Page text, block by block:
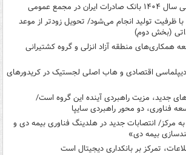
در مجمع عمومی
ظرفیت تولید انجام می‌شود/ تحویل زودتر از موعد
(بخش دوم)
همکاری‌های منطقه آزاد انزلی و گروه کشتیرانی
دیپلماسی اقتصادی و هاب اصلی لجستیک در کریدورهای
جدید، مزیت راهبردی آینده این گروه است/
فناوری، دو محور راهبردی سایپا
مرکز/ انتصابات جدید در هلدینگ فناوری بیمه دی و
بیمه دی»
تمرکز بر بانکداری دیجیتال است